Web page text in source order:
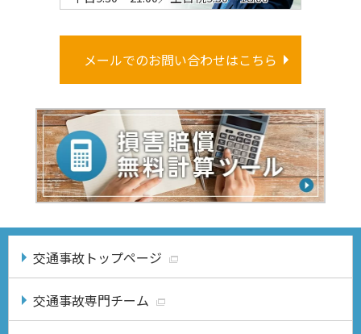
メールでのお問い合わせはこちら
交通事故トップページ
交通事故専門チーム